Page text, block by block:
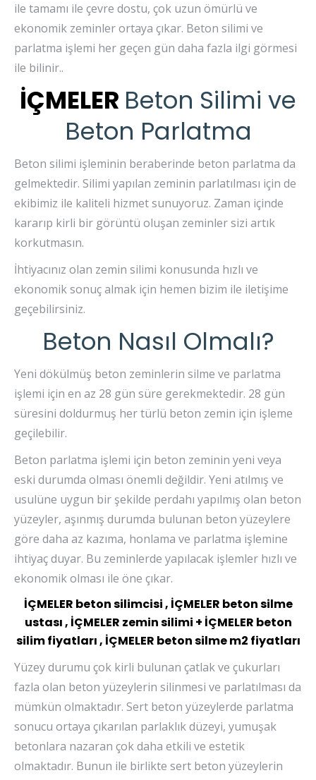
ile tamamı ile çevre dostu, çok uzun ömürlü ve
ekonomik zeminler ortaya çıkar. Beton silimi ve
parlatma işlemi her geçen gün daha fazla ilgi görmesi
ile bilinir..
İÇMELER Beton Silimi ve
Beton Parlatma
Beton silimi işleminin beraberinde beton parlatma da
gelmektedir. Silimi yapılan zeminin parlatılması için de
ekibimiz ile kaliteli hizmet sunuyoruz. Zaman içinde
kararıp kirli bir görüntü oluşan zeminler sizi artık
korkutmasın.
İhtiyacınız olan zemin silimi konusunda hızlı ve
ekonomik sonuç almak için hemen bizim ile iletişime
geçebilirsiniz.
Beton Nasıl Olmalı?
Yeni dökülmüş beton zeminlerin silme ve parlatma
işlemi için en az 28 gün süre gerekmektedir. 28 gün
süresini doldurmuş her türlü beton zemin için işleme
geçilebilir.
Beton parlatma işlemi için beton zeminin yeni veya
eski durumda olması önemli değildir. Yeni atılmış ve
usulüne uygun bir şekilde perdahı yapılmış olan beton
yüzeyler, aşınmış durumda bulunan beton yüzeylere
göre daha az kazıma, honlama ve parlatma işlemine
ihtiyaç duyar. Bu zeminlerde yapılacak işlemler hızlı ve
ekonomik olması ile öne çıkar.
İÇMELER beton silimcisi , İÇMELER beton silme
ustası , İÇMELER zemin silimi + İÇMELER beton
silim fiyatları , İÇMELER beton silme m2 fiyatları
Yüzey durumu çok kirli bulunan çatlak ve çukurları
fazla olan beton yüzeylerin silinmesi ve parlatılması da
mümkün olmaktadır. Sert beton yüzeylerde parlatma
sonucu ortaya çıkarılan parlaklık düzeyi, yumuşak
betonlara nazaran çok daha etkili ve estetik
olmaktadır. Bunun ile birlikte sert beton yüzeylerin